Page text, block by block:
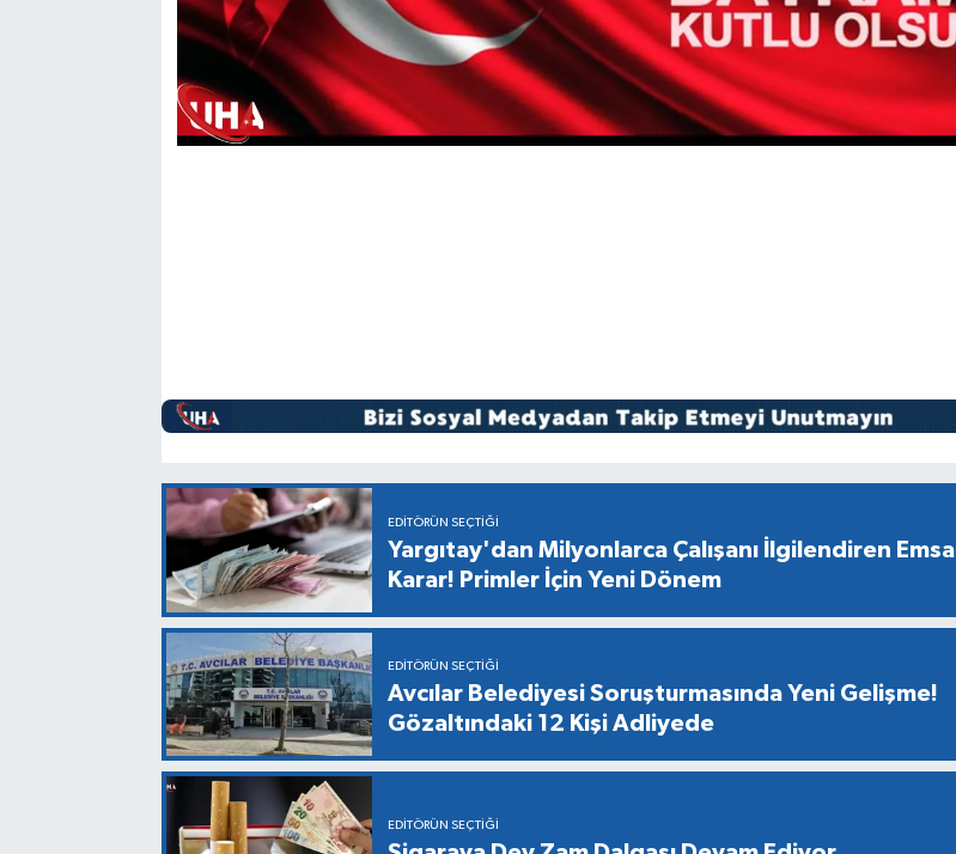
EDITÖRÜN SEÇTIĞI
Yargıtay'dan Milyonlarca Çalışanı İlgilendiren Emsal
Karar! Primler İçin Yeni Dönem
EDITÖRÜN SEÇTIĞI
Avcılar Belediyesi Soruşturmasında Yeni Gelişme!
Gözaltındaki 12 Kişi Adliyede
EDITÖRÜN SEÇTIĞI